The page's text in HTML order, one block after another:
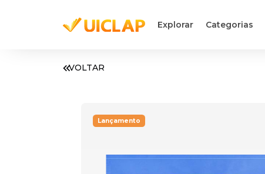
Explorar Categorias
VOLTAR
Lançamento